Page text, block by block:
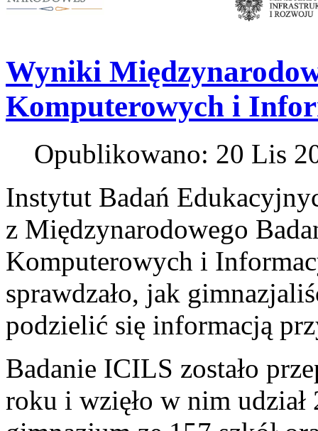
Wyniki
Komputerowych i
Opublikowano: 20 Lis
Instytut Badań
z Międzynarodowego
Komputerowych i
sprawdzało, jak
podzielić się informacją
Badanie ICILS zostało
roku i wzięło w nim